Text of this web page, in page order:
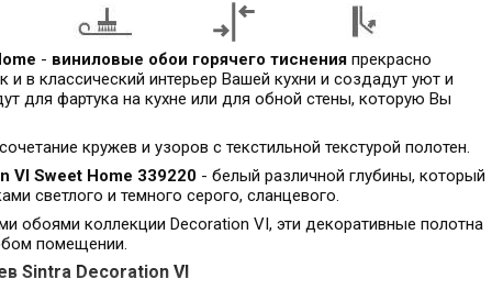
- виниловые обои горячего тиснения прекрасно
и в классический интерьер Вашей кухни и создадут уют и
для фартука на кухне или для обной стены, которую Вы
кружев и узоров с текстильной текстурой полотен.
VI Sweet Home 339220 - белый различной глубины, который
светлого и темного серого, сланцевого.
обоями коллекции Decoration VI, эти декоративные полотна
помещении.
Sintra Decoration VI